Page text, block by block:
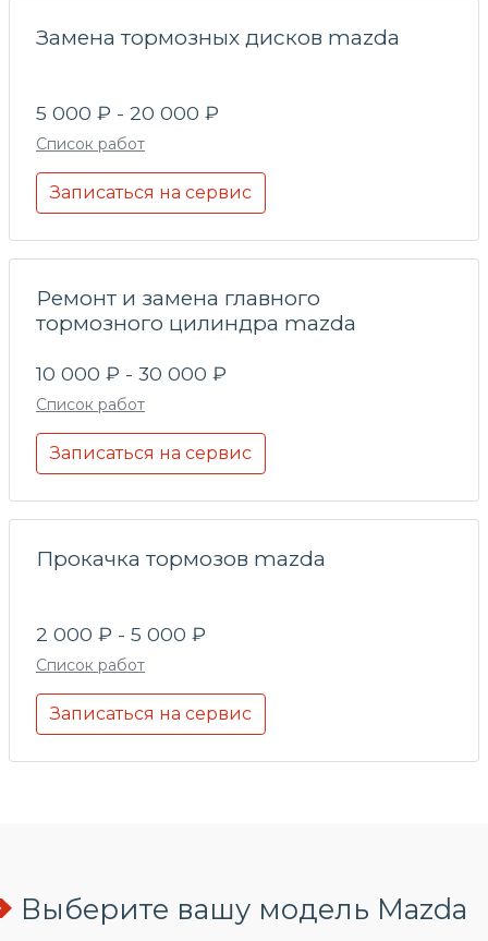
Замена тормозных дисков mazda
5 000 ₽ - 20 000 ₽
Список работ
Записаться на сервис
Ремонт и замена главного
тормозного цилиндра mazda
10 000 ₽ - 30 000 ₽
Список работ
Записаться на сервис
Прокачка тормозов mazda
2 000 ₽ - 5 000 ₽
Список работ
Записаться на сервис
Выберите вашу модель Mazda